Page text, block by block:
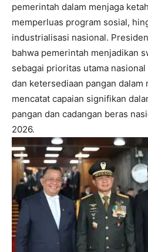
pemerintah dalam menjaga
memperluas program sosial,
industrialisasi nasional.
bahwa pemerintah menjadikan
sebagai prioritas utama
dan ketersediaan pangan
mencatat capaian signifikan
pangan dan cadangan beras
2026.